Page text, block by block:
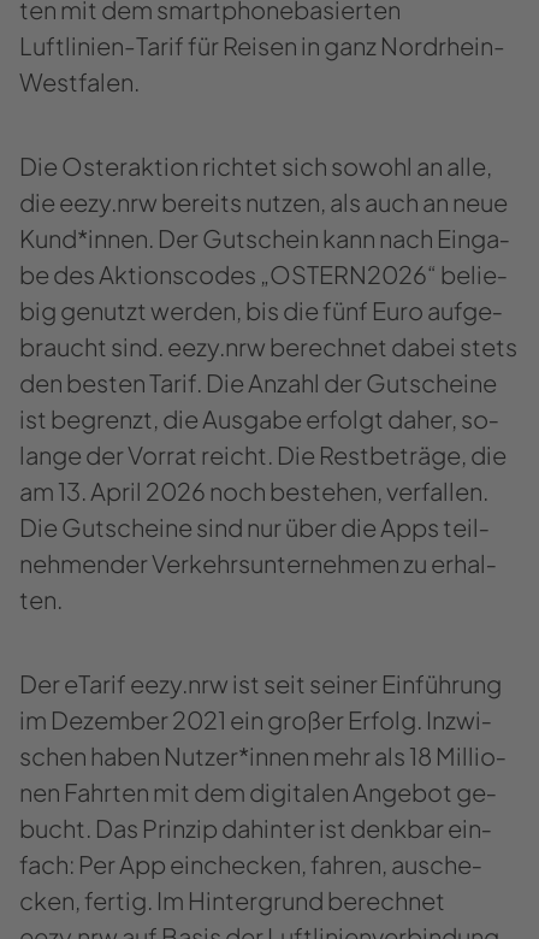
ten mit dem smart­pho­ne­ba­sier­ten
Luftlinien-​Tarif für Rei­sen in ganz Nordrhein-​
Westfalen.
Die Os­ter­ak­ti­on rich­tet sich so­wohl an alle,
die eezy.nrw be­reits nut­zen, als auch an neue
Kund*innen. Der Gut­schein kann nach Ein­ga­
be des Ak­ti­ons­codes „OS­TERN2026“ be­lie­
big ge­nutzt wer­den, bis die fünf Euro auf­ge­
braucht sind. eezy.nrw be­rech­net dabei stets
den bes­ten Tarif. Die An­zahl der Gut­schei­ne
ist be­grenzt, die Aus­ga­be er­folgt daher, so­
lan­ge der Vor­rat reicht. Die Rest­be­trä­ge, die
am 13. April 2026 noch be­stehen, ver­fal­len.
Die Gut­schei­ne sind nur über die Apps teil­
neh­men­der Ver­kehrs­un­ter­neh­men zu er­hal­
ten.
Der eTa­rif eezy.nrw ist seit sei­ner Ein­füh­rung
im De­zem­ber 2021 ein gro­ßer Er­folg. In­zwi­
schen haben Nut­zer*innen mehr als 18 Mil­lio­
nen Fahr­ten mit dem di­gi­ta­len An­ge­bot ge­
bucht. Das Prin­zip da­hin­ter ist denk­bar ein­
fach: Per App ein­che­cken, fah­ren, aus­che­
cken, fer­tig. Im Hin­ter­grund be­rech­net